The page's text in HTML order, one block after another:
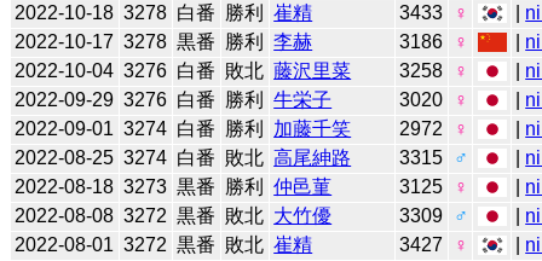
2022-10-18 3278 白番 勝利 崔精 3433 ♀
2022-10-17 3278 黒番 勝利 李赫 3186 ♀
2022-10-04 3276 白番 敗北 藤沢里菜 3258 ♀
2022-09-29 3276 白番 勝利 牛栄子 3020 ♀
2022-09-01 3274 白番 勝利 加藤千笑 2972 ♀
2022-08-25 3274 白番 敗北 高尾紳路 3315 ♂
2022-08-18 3273 黒番 勝利 仲邑菫 3125 ♀
2022-08-08 3272 黒番 敗北 大竹優 3309 ♂
2022-08-01 3272 黒番 敗北 崔精 3427 ♀